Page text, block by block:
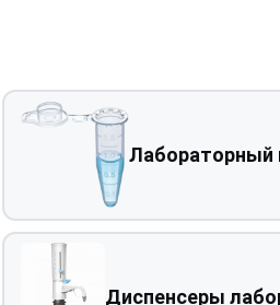
Лабораторный
Диспенсеры